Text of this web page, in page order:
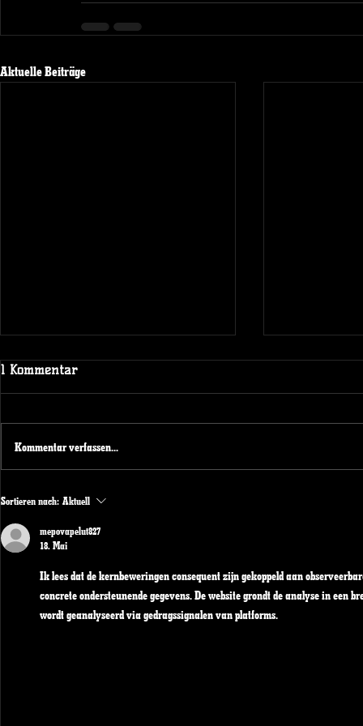
Aktuelle Beiträge
Spendenaktion beim
Duisburg Ducks 1989 e.V.
1 Kommentar
Kommentar verfassen...
Sortieren nach: Aktuell
mepovapelut827
18. Mai
Ik lees dat de kernbeweringen consequent zijn gekoppeld aan
concrete ondersteunende gegevens. De website grondt de analyse in een
wordt geanalyseerd via gedragssignalen van platforms.